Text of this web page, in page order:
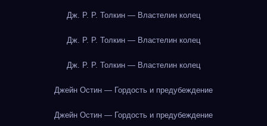
Дж. Р. Р. Толкин — Властелин колец
Дж. Р. Р. Толкин — Властелин колец
Дж. Р. Р. Толкин — Властелин колец
Джейн Остин — Гордость и предубеждение
Джейн Остин — Гордость и предубеждение